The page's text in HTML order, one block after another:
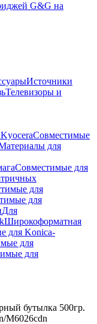
G&G на
Источники
Телевизоры и
Совместимые
для
Совместимые для
для
для
Для
Широкоформатная
для Konica-
для
для
бутылка 500гр.
M6026cdn